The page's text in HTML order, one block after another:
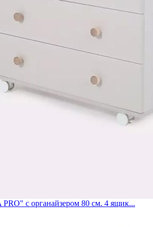
с органайзером 80 см. 4 ящик...